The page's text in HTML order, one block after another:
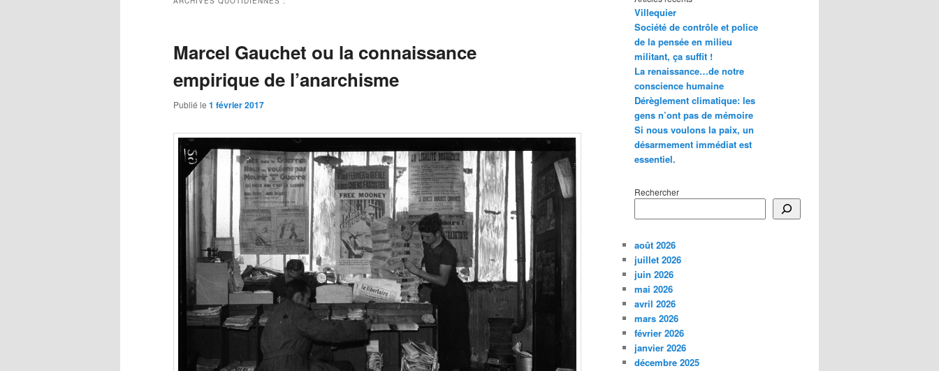
Marcel Gauchet ou la connaissance
empirique de l’anarchisme
Publié le 1 février 2017
Villequier
Société de contrôle et police
de la pensée en milieu
militant, ça suffit !
La renaissance…de notre
conscience humaine
Dérèglement climatique: les
gens n’ont pas de mémoire
Si nous voulons la paix, un
désarmement immédiat est
essentiel.
Rechercher
août 2026
juillet 2026
juin 2026
mai 2026
avril 2026
mars 2026
février 2026
janvier 2026
décembre 2025